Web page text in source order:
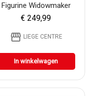
Figurine Widowmaker
€ 249,99
storefront LIEGE CENTRE
In winkelwagen